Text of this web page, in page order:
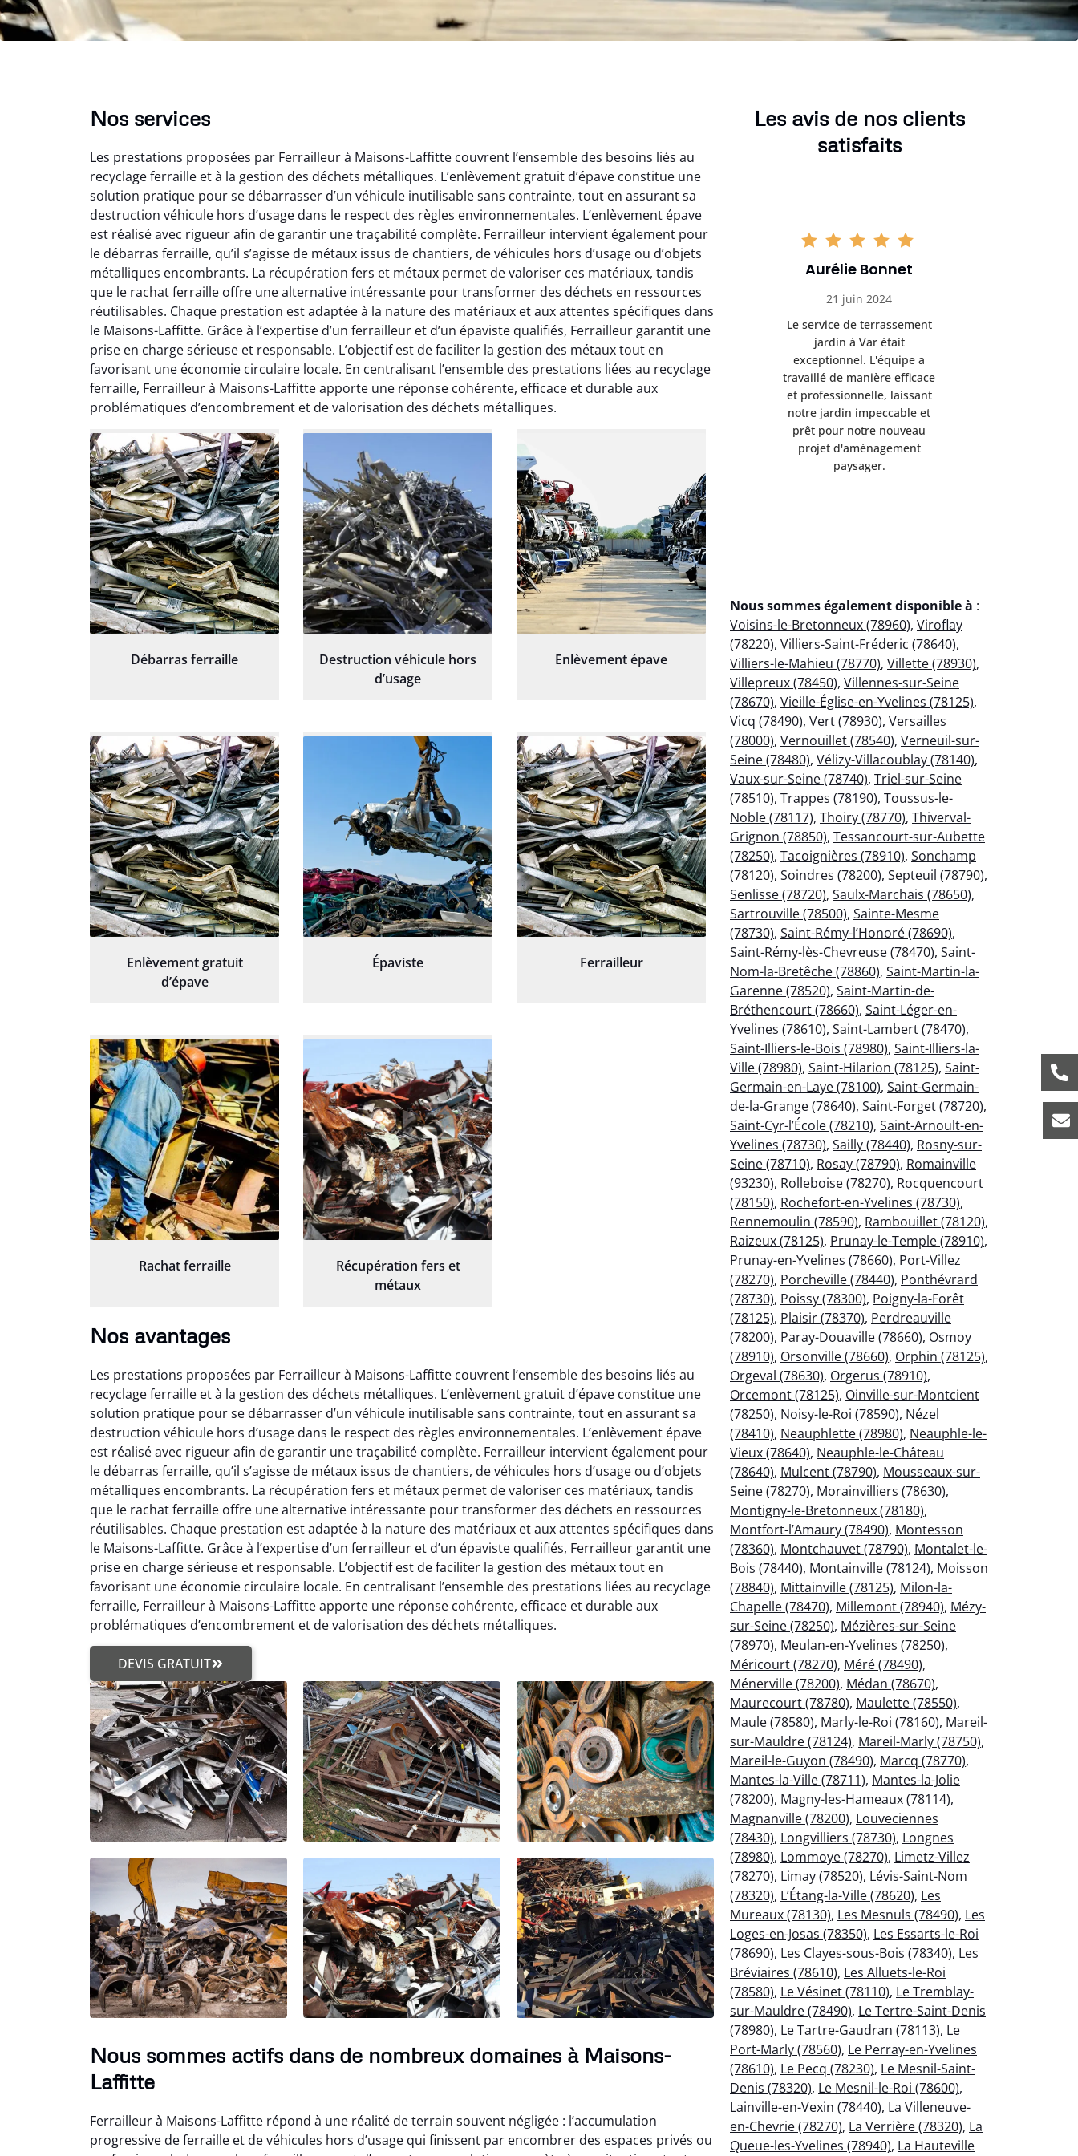
Nos services
Les prestations proposées par Ferrailleur à Maisons-Laffitte couvrent l’ensemble des besoins liés au
recyclage ferraille et à la gestion des déchets métalliques. L’enlèvement gratuit d’épave constitue une
solution pratique pour se débarrasser d’un véhicule inutilisable sans contrainte, tout en assurant sa
destruction véhicule hors d’usage dans le respect des règles environnementales. L’enlèvement épave
est réalisé avec rigueur afin de garantir une traçabilité complète. Ferrailleur intervient également pour
le débarras ferraille, qu’il s’agisse de métaux issus de chantiers, de véhicules hors d’usage ou d’objets
métalliques encombrants. La récupération fers et métaux permet de valoriser ces matériaux, tandis
que le rachat ferraille offre une alternative intéressante pour transformer des déchets en ressources
réutilisables. Chaque prestation est adaptée à la nature des matériaux et aux attentes spécifiques dans
le Maisons-Laffitte. Grâce à l’expertise d’un ferrailleur et d’un épaviste qualifiés, Ferrailleur garantit une
prise en charge sérieuse et responsable. L’objectif est de faciliter la gestion des métaux tout en
favorisant une économie circulaire locale. En centralisant l’ensemble des prestations liées au recyclage
ferraille, Ferrailleur à Maisons-Laffitte apporte une réponse cohérente, efficace et durable aux
problématiques d’encombrement et de valorisation des déchets métalliques.
Débarras ferraille
Destruction véhicule hors
d’usage
Enlèvement épave
Enlèvement gratuit
d’épave
Épaviste Ferrailleur
Rachat ferraille
Récupération fers et
métaux
Nos avantages
Les prestations proposées par Ferrailleur à Maisons-Laffitte couvrent l’ensemble des besoins liés au
recyclage ferraille et à la gestion des déchets métalliques. L’enlèvement gratuit d’épave constitue une
solution pratique pour se débarrasser d’un véhicule inutilisable sans contrainte, tout en assurant sa
destruction véhicule hors d’usage dans le respect des règles environnementales. L’enlèvement épave
est réalisé avec rigueur afin de garantir une traçabilité complète. Ferrailleur intervient également pour
le débarras ferraille, qu’il s’agisse de métaux issus de chantiers, de véhicules hors d’usage ou d’objets
métalliques encombrants. La récupération fers et métaux permet de valoriser ces matériaux, tandis
que le rachat ferraille offre une alternative intéressante pour transformer des déchets en ressources
réutilisables. Chaque prestation est adaptée à la nature des matériaux et aux attentes spécifiques dans
le Maisons-Laffitte. Grâce à l’expertise d’un ferrailleur et d’un épaviste qualifiés, Ferrailleur garantit une
prise en charge sérieuse et responsable. L’objectif est de faciliter la gestion des métaux tout en
favorisant une économie circulaire locale. En centralisant l’ensemble des prestations liées au recyclage
ferraille, Ferrailleur à Maisons-Laffitte apporte une réponse cohérente, efficace et durable aux
problématiques d’encombrement et de valorisation des déchets métalliques.
DEVIS GRATUIT
Nous sommes actifs dans de nombreux domaines à Maisons-
Laffitte
Ferrailleur à Maisons-Laffitte répond à une réalité de terrain souvent négligée : l’accumulation
progressive de ferraille et de véhicules hors d’usage qui finissent par encombrer des espaces privés ou
Les avis de nos clients
satisfaits
Aurélie Bonnet
21 juin 2024
Le service de terrassement
jardin à Var était
exceptionnel. L'équipe a
travaillé de manière efficace
et professionnelle, laissant
notre jardin impeccable et
prêt pour notre nouveau
projet d'aménagement
paysager.
Aurélie Bonnet
21 juin 2024
Le service de terrassement
jardin à Var était
exceptionnel. L'équipe a
travaillé de manière efficace
et professionnelle, laissant
notre jardin impeccable et
Aurélie Bonnet
21 juin 2024
Le service de terrassement
jardin à Var était
exceptionnel. L'équipe a
travaillé de manière efficace
et professionnelle, laissant
notre jardin impeccable et
prêt pour notre nouveau
projet d'aménagement
paysager.
Nous sommes également disponible à :
Voisins-le-Bretonneux (78960), Viroflay
(78220), Villiers-Saint-Fréderic (78640),
Villiers-le-Mahieu (78770), Villette (78930),
Villepreux (78450), Villennes-sur-Seine
(78670), Vieille-Église-en-Yvelines (78125),
Vicq (78490), Vert (78930), Versailles
(78000), Vernouillet (78540), Verneuil-sur-
Seine (78480), Vélizy-Villacoublay (78140),
Vaux-sur-Seine (78740), Triel-sur-Seine
(78510), Trappes (78190), Toussus-le-
Noble (78117), Thoiry (78770), Thiverval-
Grignon (78850), Tessancourt-sur-Aubette
(78250), Tacoignières (78910), Sonchamp
(78120), Soindres (78200), Septeuil (78790),
Senlisse (78720), Saulx-Marchais (78650),
Sartrouville (78500), Sainte-Mesme
(78730), Saint-Rémy-l’Honoré (78690),
Saint-Rémy-lès-Chevreuse (78470), Saint-
Nom-la-Bretêche (78860), Saint-Martin-la-
Garenne (78520), Saint-Martin-de-
Bréthencourt (78660), Saint-Léger-en-
Yvelines (78610), Saint-Lambert (78470),
Saint-Illiers-le-Bois (78980), Saint-Illiers-la-
Ville (78980), Saint-Hilarion (78125), Saint-
Germain-en-Laye (78100), Saint-Germain-
de-la-Grange (78640), Saint-Forget (78720),
Saint-Cyr-l’École (78210), Saint-Arnoult-en-
Yvelines (78730), Sailly (78440), Rosny-sur-
Seine (78710), Rosay (78790), Romainville
(93230), Rolleboise (78270), Rocquencourt
(78150), Rochefort-en-Yvelines (78730),
Rennemoulin (78590), Rambouillet (78120),
Raizeux (78125), Prunay-le-Temple (78910),
Prunay-en-Yvelines (78660), Port-Villez
(78270), Porcheville (78440), Ponthévrard
(78730), Poissy (78300), Poigny-la-Forêt
(78125), Plaisir (78370), Perdreauville
(78200), Paray-Douaville (78660), Osmoy
(78910), Orsonville (78660), Orphin (78125),
Orgeval (78630), Orgerus (78910),
Orcemont (78125), Oinville-sur-Montcient
(78250), Noisy-le-Roi (78590), Nézel
(78410), Neauphlette (78980), Neauphle-le-
Vieux (78640), Neauphle-le-Château
(78640), Mulcent (78790), Mousseaux-sur-
Seine (78270), Morainvilliers (78630),
Montigny-le-Bretonneux (78180),
Montfort-l’Amaury (78490), Montesson
(78360), Montchauvet (78790), Montalet-le-
Bois (78440), Montainville (78124), Moisson
(78840), Mittainville (78125), Milon-la-
Chapelle (78470), Millemont (78940), Mézy-
sur-Seine (78250), Mézières-sur-Seine
(78970), Meulan-en-Yvelines (78250),
Méricourt (78270), Méré (78490),
Ménerville (78200), Médan (78670),
Maurecourt (78780), Maulette (78550),
Maule (78580), Marly-le-Roi (78160), Mareil-
sur-Mauldre (78124), Mareil-Marly (78750),
Mareil-le-Guyon (78490), Marcq (78770),
Mantes-la-Ville (78711), Mantes-la-Jolie
(78200), Magny-les-Hameaux (78114),
Magnanville (78200), Louveciennes
(78430), Longvilliers (78730), Longnes
(78980), Lommoye (78270), Limetz-Villez
(78270), Limay (78520), Lévis-Saint-Nom
(78320), L’Étang-la-Ville (78620), Les
Mureaux (78130), Les Mesnuls (78490), Les
Loges-en-Josas (78350), Les Essarts-le-Roi
(78690), Les Clayes-sous-Bois (78340), Les
Bréviaires (78610), Les Alluets-le-Roi
(78580), Le Vésinet (78110), Le Tremblay-
sur-Mauldre (78490), Le Tertre-Saint-Denis
(78980), Le Tartre-Gaudran (78113), Le
Port-Marly (78560), Le Perray-en-Yvelines
(78610), Le Pecq (78230), Le Mesnil-Saint-
Denis (78320), Le Mesnil-le-Roi (78600),
Lainville-en-Vexin (78440), La Villeneuve-
en-Chevrie (78270), La Verrière (78320), La
Queue-les-Yvelines (78940), La Hauteville